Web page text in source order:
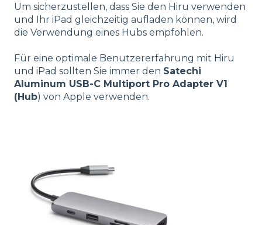
Um sicherzustellen, dass Sie den Hiru verwenden
und Ihr iPad gleichzeitig aufladen können, wird
die Verwendung eines Hubs empfohlen.
Für eine optimale Benutzererfahrung mit Hiru
und iPad sollten Sie immer den Satechi
Aluminum USB-C Multiport Pro Adapter V1
(Hub) von Apple verwenden.